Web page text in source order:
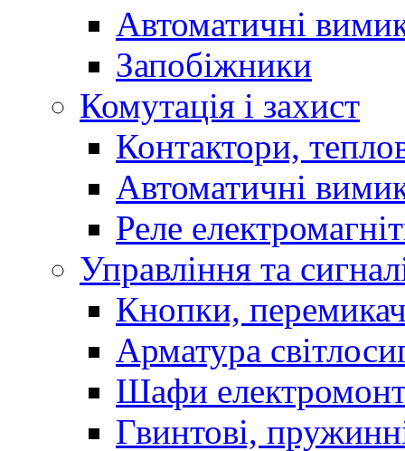
Автоматичні
Запобіжники
Комутація і захист
Контактори,
Автоматичні
Реле
Управління та
Кнопки,
Арматура
Шафи
Гвинтові,